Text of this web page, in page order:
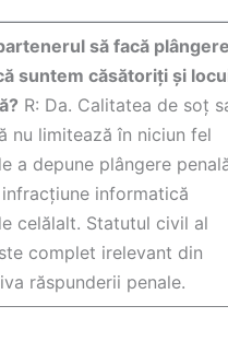
să facă plângere
suntem căsătoriți și
R: Da. Calitatea de soț
nu limitează în niciun fel
a depune plângere
informatică
celălalt. Statutul civil al
complet irelevant din
răspunderii penale.